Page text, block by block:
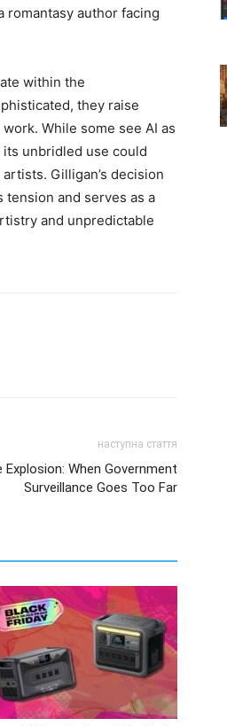
romantasy author facing
within the
they raise
While some see AI as
unbridled use could
Gilligan’s decision
and serves as a
and unpredictable
наступна стаття
Explosion: When Government
Surveillance Goes Too Far